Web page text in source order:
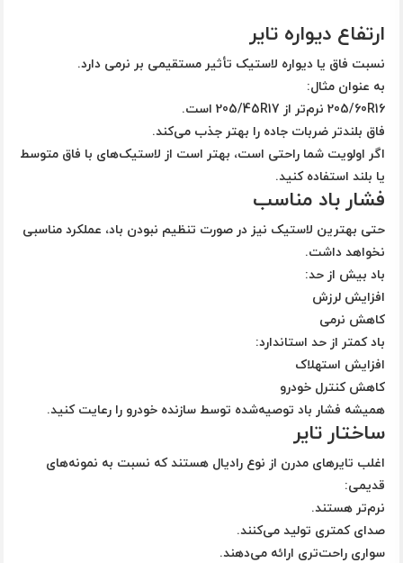
ارتفاع دیواره تایر
نسبت فاق یا دیواره لاستیک تأثیر مستقیمی بر نرمی دارد.
به عنوان مثال:
205/60R16 نرم‌تر از 205/45R17 است.
فاق بلندتر ضربات جاده را بهتر جذب می‌کند.
اگر اولویت شما راحتی است، بهتر است از لاستیک‌های با فاق متوسط
یا بلند استفاده کنید.
فشار باد مناسب
حتی بهترین لاستیک نیز در صورت تنظیم نبودن باد، عملکرد مناسبی
نخواهد داشت.
باد بیش از حد:
افزایش لرزش
کاهش نرمی
باد کمتر از حد استاندارد:
افزایش استهلاک
کاهش کنترل خودرو
همیشه فشار باد توصیه‌شده توسط سازنده خودرو را رعایت کنید.
ساختار تایر
اغلب تایرهای مدرن از نوع رادیال هستند که نسبت به نمونه‌های
قدیمی:
نرم‌تر هستند.
صدای کمتری تولید می‌کنند.
سواری راحت‌تری ارائه می‌دهند.